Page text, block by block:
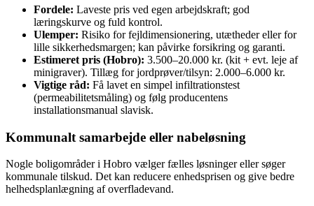
Fordele: Laveste pris ved egen arbejdskraft; god
læringskurve og fuld kontrol.
Ulemper: Risiko for fejldimensionering, utætheder eller for
lille sikkerhedsmargen; kan påvirke forsikring og garanti.
Estimeret pris (Hobro): 3.500–20.000 kr. (kit + evt. leje af
minigraver). Tillæg for jordprøver/tilsyn: 2.000–6.000 kr.
Vigtige råd: Få lavet en simpel infiltrationstest
(permeabilitetsmåling) og følg producentens
installationsmanual slavisk.
Kommunalt samarbejde eller nabeløsning
Nogle boligområder i Hobro vælger fælles løsninger eller søger
kommunale tilskud. Det kan reducere enhedsprisen og give bedre
helhedsplanlægning af overfladevand.